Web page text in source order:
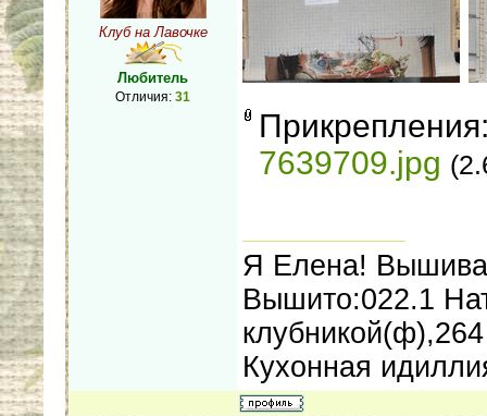
Клуб на Лавочке
Любитель
Отличия: 31
7639709.jpg
Я Елена!
Вышито:022.1
Кухонная